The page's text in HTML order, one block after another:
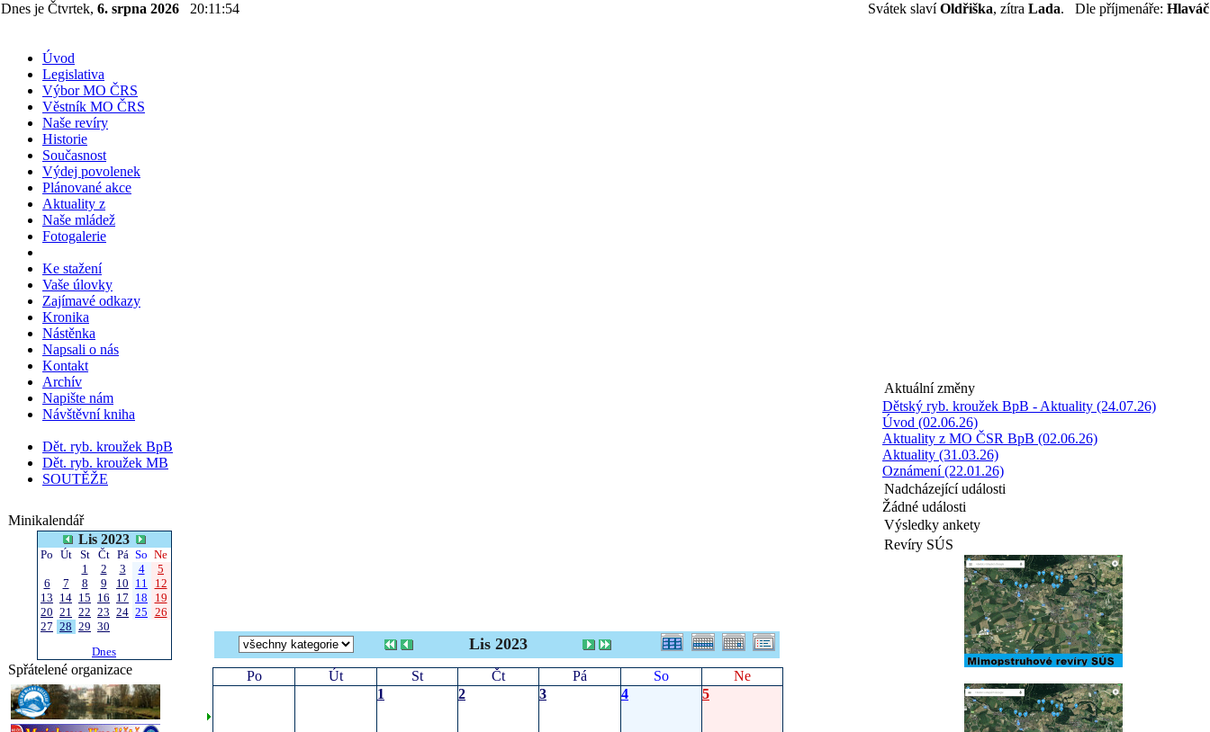
Dnes je Čtvrtek, 6. srpna 2026 20:11:55 Svátek slavíOldřiška, zítra Lada. Dle příjmenáře: Hlaváč
Úvod
Legislativa
Výbor MO ČRS
Věstník MO ČRS
Naše revíry
Historie
Současnost
Výdej povolenek
Plánované akce
Aktuality z
Naše mládež
Fotogalerie
Ke stažení
Vaše úlovky
Zajímavé odkazy
Kronika
Nástěnka
Napsali o nás
Kontakt
Archív
Napište nám
Návštěvní kniha
Dět. ryb. kroužek BpB
Dět. ryb. kroužek MB
SOUTĚŽE
Minikalendář
Lis 2023
Po Út St Čt Pá So Ne
1
2 3 4
5
6
7 8 9 10 11
12
13 14 15 16 17 18
19
20 21 22 23 24 25 26
27 28 29 30
Dnes
Spřátelené organizace
Lis 2023
Po Út St Čt Pá So
Ne
1
2 3 4 5
Aktuální změny
Dětský ryb. kroužek BpB - Aktuality (24.07.26)
Úvod (02.06.26)
Aktuality z MO ČSR BpB (02.06.26)
Aktuality (31.03.26)
Oznámení (22.01.26)
Nadcházející události
Žádné události
Výsledky ankety
Revíry SÚS